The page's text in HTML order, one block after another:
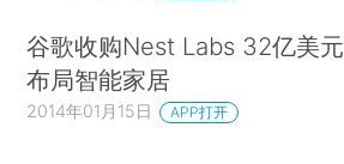
谷歌收购Nest Labs 32亿美元
布局智能家居
2014年01月15日 APP打开